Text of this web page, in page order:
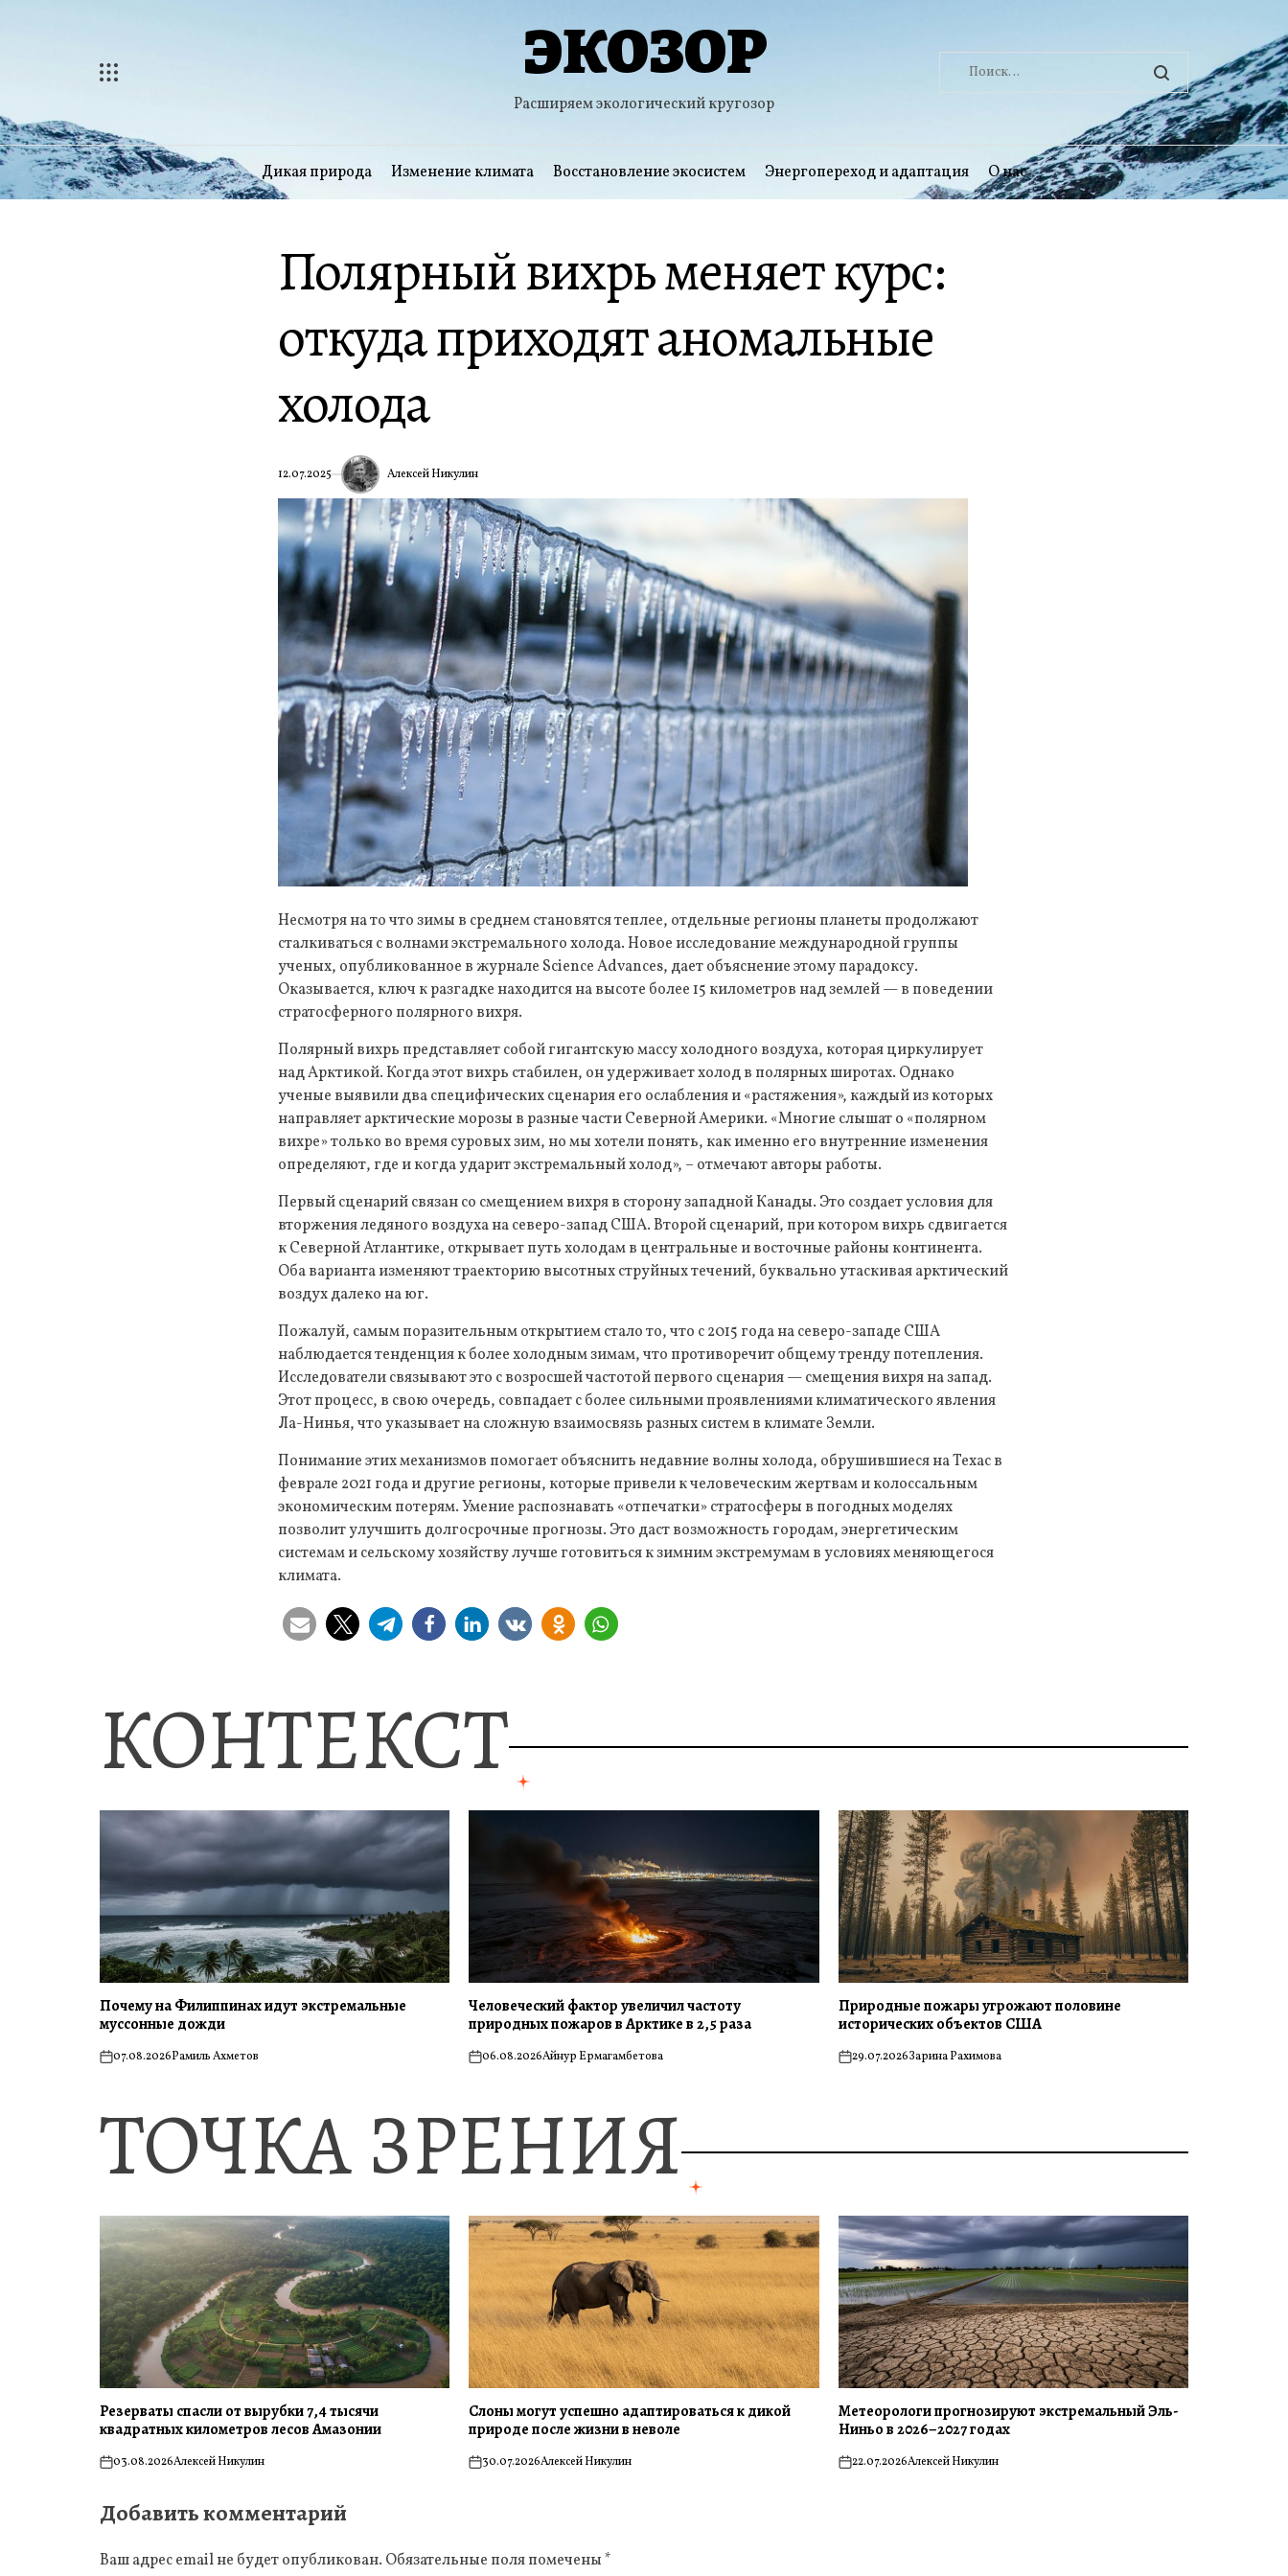
ЭКОЗОР
Расширяем экологический кругозор
Найти:
Дикая природа Изменение климата Восстановление экосистем Энергопереход и адаптация О нас
Полярный вихрь меняет курс:
откуда приходят аномальные
холода
12.07.2025 Алексей Никулин
Несмотря на то что зимы в среднем становятся теплее, отдельные регионы планеты продолжают
сталкиваться с волнами экстремального холода. Новое исследование международной группы
ученых, опубликованное в журнале Science Advances, дает объяснение этому парадоксу.
Оказывается, ключ к разгадке находится на высоте более 15 километров над землей — в поведении
стратосферного полярного вихря.
Полярный вихрь представляет собой гигантскую массу холодного воздуха, которая циркулирует
над Арктикой. Когда этот вихрь стабилен, он удерживает холод в полярных широтах. Однако
ученые выявили два специфических сценария его ослабления и «растяжения», каждый из которых
направляет арктические морозы в разные части Северной Америки. «Многие слышат о «полярном
вихре» только во время суровых зим, но мы хотели понять, как именно его внутренние изменения
определяют, где и когда ударит экстремальный холод», – отмечают авторы работы.
Первый сценарий связан со смещением вихря в сторону западной Канады. Это создает условия для
вторжения ледяного воздуха на северо-запад США. Второй сценарий, при котором вихрь сдвигается
к Северной Атлантике, открывает путь холодам в центральные и восточные районы континента.
Оба варианта изменяют траекторию высотных струйных течений, буквально утаскивая арктический
воздух далеко на юг.
Пожалуй, самым поразительным открытием стало то, что с 2015 года на северо-западе США
наблюдается тенденция к более холодным зимам, что противоречит общему тренду потепления.
Исследователи связывают это с возросшей частотой первого сценария — смещения вихря на запад.
Этот процесс, в свою очередь, совпадает с более сильными проявлениями климатического явления
Ла-Нинья, что указывает на сложную взаимосвязь разных систем в климате Земли.
Понимание этих механизмов помогает объяснить недавние волны холода, обрушившиеся на Техас в
феврале 2021 года и другие регионы, которые привели к человеческим жертвам и колоссальным
экономическим потерям. Умение распознавать «отпечатки» стратосферы в погодных моделях
позволит улучшить долгосрочные прогнозы. Это даст возможность городам, энергетическим
системам и сельскому хозяйству лучше готовиться к зимним экстремумам в условиях меняющегося
климата.
КОНТЕКСТ
Почему на Филиппинах идут экстремальные
муссонные дожди
on07.08.2026Рамиль Ахметов
Человеческий фактор увеличил частоту
природных пожаров в Арктике в 2,5 раза
on06.08.2026Айнур Ермагамбетова
Природные пожары угрожают половине
исторических объектов США
on29.07.2026Зарина Рахимова
ТОЧКА ЗРЕНИЯ
Резерваты спасли от вырубки 7,4 тысячи
квадратных километров лесов Амазонии
on03.08.2026Алексей Никулин
Слоны могут успешно адаптироваться к дикой
природе после жизни в неволе
on30.07.2026Алексей Никулин
Метеорологи прогнозируют экстремальный Эль-
Ниньо в 2026–2027 годах
on22.07.2026Алексей Никулин
Добавить комментарий
Ваш адрес email не будет опубликован. Обязательные поля помечены*